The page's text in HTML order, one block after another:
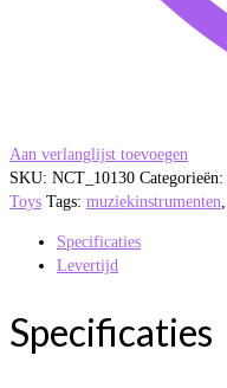
Aan verlanglijst toevoegen
SKU: NCT_10130 Categorieën:
Toys Tags: muziekinstrumenten
Specificaties
Levertijd
Specificaties